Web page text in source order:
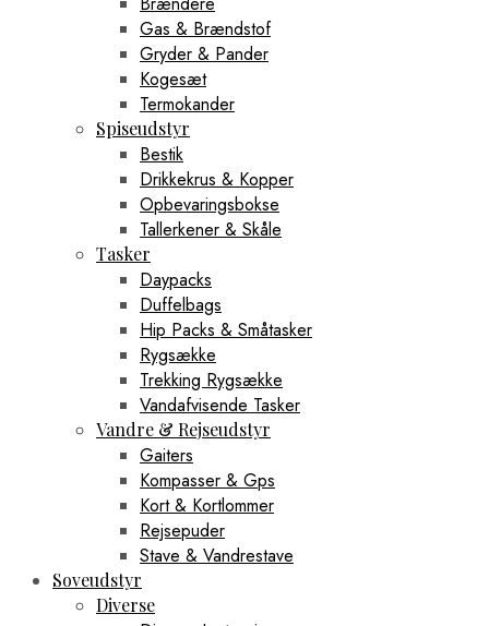
Gas & Brændstof
Gryder & Pander
Kogesæt
Termokander
Spiseudstyr
Bestik
Drikkekrus & Kopper
Opbevaringsbokse
Tallerkener & Skåle
Tasker
Daypacks
Duffelbags
Hip Packs & Småtasker
Rygsække
Trekking Rygsække
Vandafvisende Tasker
Vandre & Rejseudstyr
Gaiters
Kompasser & Gps
Kort & Kortlommer
Rejsepuder
Stave & Vandrestave
Soveudstyr
Diverse